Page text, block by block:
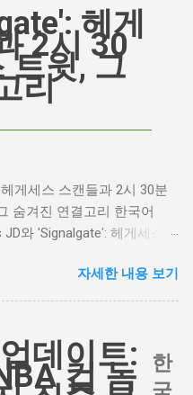
지만 그 이면에는 '연기'라
갈망과, 완벽주의를 향한
겨져 있습니다. Photo by
Unsplash 폭풍의 언덕, 그
불씨 최근 몇 주 동안 영화
표했습니다. 일부에서는 엘
작 속 히스클리프와는 다소
을 제시하며 캐스팅에 대한
다려 보세요. 믿으세요. 분명
부합하는지 여부를 넘어, 우
는 인물에게 기대하는 바가
헤게
2시 30
트윗, 그
리
게세스 스캔들과 2시 30분
숨겨진 연결고리 한국어
와 'Signalgate': 헤게세스
글 트렌드 인기 검색어 'jd'는
자가 아닙니다. 최근 미국
과 깊숙이 연결되어 있습니
피트 헤게세스(Pete
로 벌어진 이 스캔들은 예상
자세한 내용 보기
데이트:
컵 녹
한